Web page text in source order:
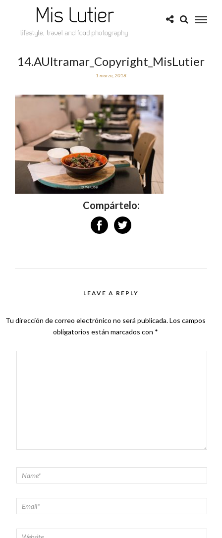
14.AUltramar_Copyright_MisLutier
1 marzo, 2018
Compártelo:
LEAVE A REPLY
Tu dirección de correo electrónico no será publicada.Los campos
obligatorios están marcados con *